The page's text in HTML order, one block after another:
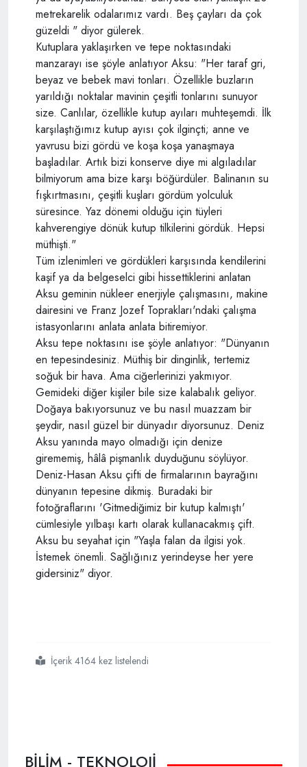
metrekarelik odalarımız vardı. Beş çayları da çok
güzeldi " diyor gülerek.
Kutuplara yaklaşırken ve tepe noktasındaki
manzarayı ise şöyle anlatıyor Aksu: "Her taraf gri,
beyaz ve bebek mavi tonları. Özellikle buzların
yarıldığı noktalar mavinin çeşitli tonlarını sunuyor
size. Canlılar, özellikle kutup ayıları muhteşemdi. İlk
karşılaştığımız kutup ayısı çok ilginçti; anne ve
yavrusu bizi gördü ve koşa koşa yanaşmaya
başladılar. Artık bizi konserve diye mi algıladılar
bilmiyorum ama bize karşı böğürdüler. Balinanın su
fışkırtmasını, çeşitli kuşları gördüm yolculuk
süresince. Yaz dönemi olduğu için tüyleri
kahverengiye dönük kutup tilkilerini gördük. Hepsi
müthişti."
Tüm izlenimleri ve gördükleri karşısında kendilerini
kaşif ya da belgeselci gibi hissettiklerini anlatan
Aksu geminin nükleer enerjiyle çalışmasını, makine
dairesini ve Franz Jozef Toprakları'ndaki çalışma
istasyonlarını anlata anlata bitiremiyor.
Aksu tepe noktasını ise şöyle anlatıyor: "Dünyanın
en tepesindesiniz. Müthiş bir dinginlik, tertemiz
soğuk bir hava. Ama ciğerlerinizi yakmıyor.
Gemideki diğer kişiler bile size kalabalık geliyor.
Doğaya bakıyorsunuz ve bu nasıl muazzam bir
şeydir, nasıl güzel bir dünyadır diyorsunuz. Deniz
Aksu yanında mayo olmadığı için denize
girememiş, hâlâ pişmanlık duyduğunu söylüyor.
Deniz-Hasan Aksu çifti de firmalarının bayrağını
dünyanın tepesine dikmiş. Buradaki bir
fotoğraflarını 'Gitmediğimiz bir kutup kalmıştı'
cümlesiyle yılbaşı kartı olarak kullanacakmış çift.
Aksu bu seyahat için "Yaşla falan da ilgisi yok.
İstemek önemli. Sağlığınız yerindeyse her yere
gidersiniz" diyor.
#kuzey
#kutbu nda
#türk
#bayrağıİçerik 4164 kez listelendi
BİLİM - TEKNOLOJİ